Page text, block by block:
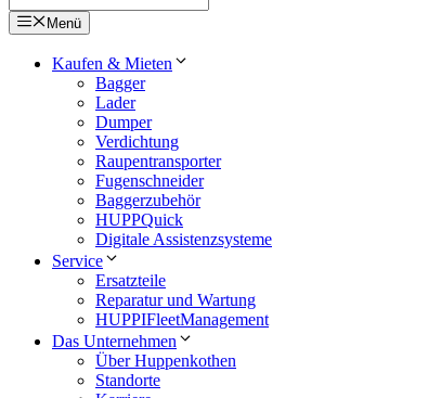
Menü
Kaufen & Mieten
Bagger
Lader
Dumper
Verdichtung
Raupentransporter
Fugenschneider
Baggerzubehör
HUPPQuick
Digitale Assistenzsysteme
Service
Ersatzteile
Reparatur und Wartung
HUPPIFleetManagement
Das Unternehmen
Über Huppenkothen
Standorte